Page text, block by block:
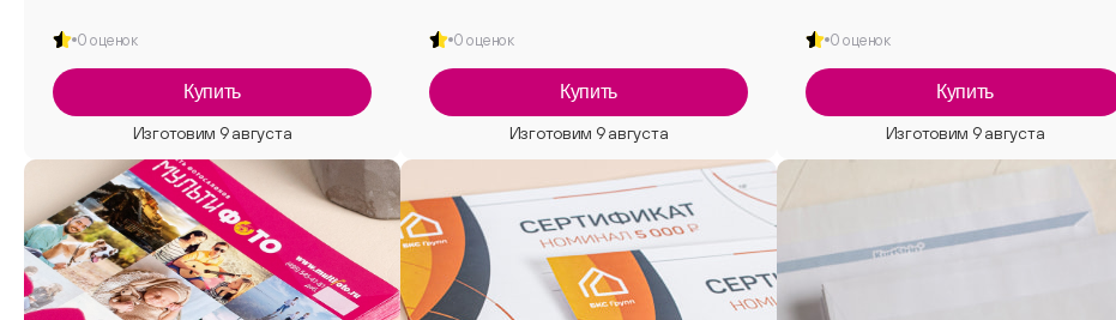
0 оценок
Купить
0 оценок
Купить
0 оценок
Купить